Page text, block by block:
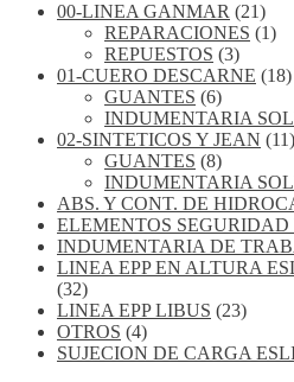
00-LINEA GANMAR (21)
REPARACIONES (1)
REPUESTOS (3)
01-CUERO DESCARNE (18)
GUANTES (6)
INDUMENTARIA
02-SINTETICOS Y JEAN (11)
GUANTES (8)
INDUMENTARIA
ABS. Y CONT. DE
ELEMENTOS
INDUMENTARIA DE
LINEA EPP EN ALTURA
(32)
LINEA EPP LIBUS (23)
OTROS (4)
SUJECION DE CARGA